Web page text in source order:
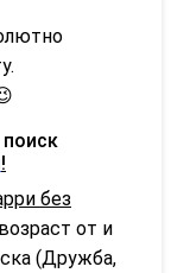
поиск
!
без
от и
(Дружба,